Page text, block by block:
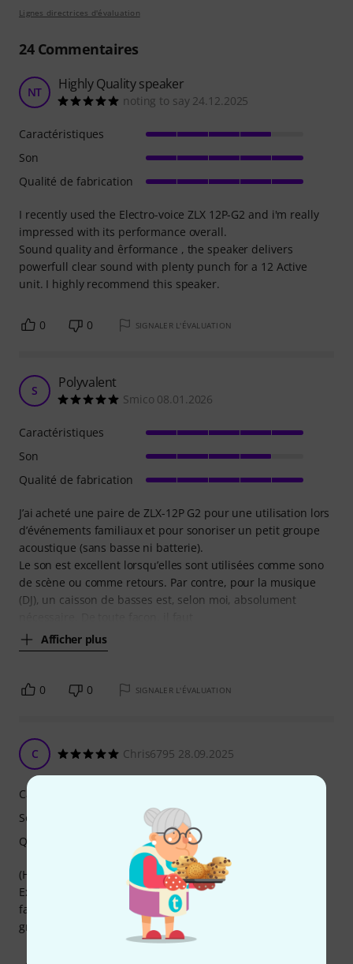
Lignes directrices d'évaluation
24Commentaires
NT Highly Quality speaker
noting to say 24.12.2025
I recently used the Electro-voice ZLX 12P-G2 and i'm really
impressed with its performance overall.
Sound quality and êrformance , the speaker delivers
powerfull clear sound with plenty punch for a 12 Active
unit. I highly recommend this speaker.
Caractéristiques
Son
Qualité de fabrication
0 0 SIGNALER L'ÉVALUATION
S Polyvalent
Smico 08.01.2026
J’ai acheté une paire de ZLX-12P G2 pour une utilisation lors
d’événements familiaux et pour sonoriser un petit groupe
acoustique (sans basse ni batterie).
Le son est excellent lorsqu’elles sont utilisées comme sono
de scène ou comme retours. Par contre, pour la musique
(DJ), un caisson de basses est, selon moi, absolument
Afficher plus
Caractéristiques
Son
Qualité de fabrication
0 0 SIGNALER L'ÉVALUATION
C Chris6795 28.09.2025
(Harmonika Silberbach avec limex midi )
Excellente restitution du son et très pratique de pouvoir
faire les différents réglages sur smartphone ou tablette
grâce à l application.
Caractéristiques
Son
Qualité de fabrication